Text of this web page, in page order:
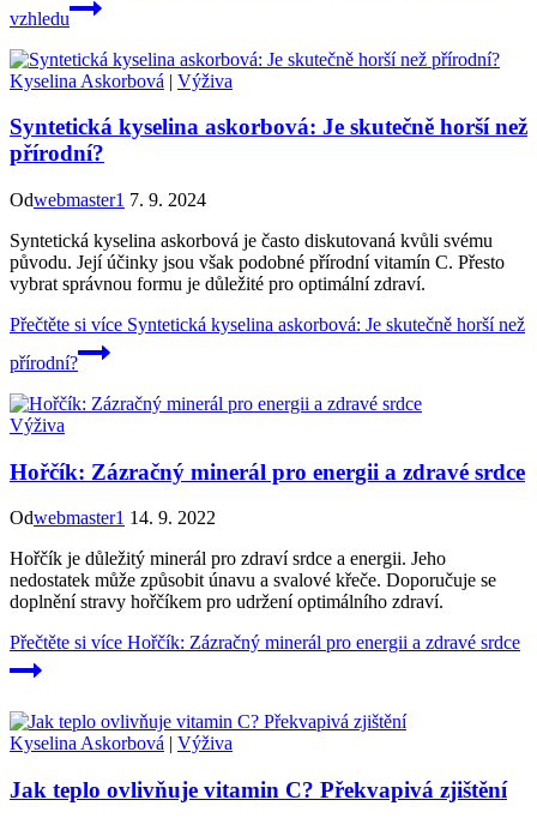
vzhledu
Kyselina Askorbová | Výživa
Syntetická kyselina askorbová: Je skutečně horší než
přírodní?
Odwebmaster1 7. 9. 2024
Syntetická kyselina askorbová je často diskutovaná kvůli svému
původu. Její účinky jsou však podobné přírodní vitamín C. Přesto
vybrat správnou formu je důležité pro optimální zdraví.
Přečtěte si více Syntetická kyselina askorbová: Je skutečně horší než
přírodní?
Výživa
Hořčík: Zázračný minerál pro energii a zdravé srdce
Odwebmaster1 14. 9. 2022
Hořčík je důležitý minerál pro zdraví srdce a energii. Jeho
nedostatek může způsobit únavu a svalové křeče. Doporučuje se
doplnění stravy hořčíkem pro udržení optimálního zdraví.
Přečtěte si více Hořčík: Zázračný minerál pro energii a zdravé srdce
Kyselina Askorbová | Výživa
Jak teplo ovlivňuje vitamin C? Překvapivá zjištění